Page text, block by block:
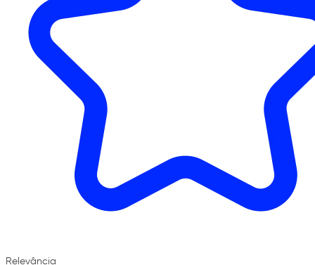
Relevância